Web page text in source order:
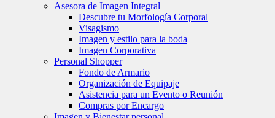
Asesora de Imagen Integral
Descubre tu Morfología Corporal
Visagismo
Imagen y estilo para la boda
Imagen Corporativa
Personal Shopper
Fondo de Armario
Organización de Equipaje
Asistencia para un Evento o Reunión
Compras por Encargo